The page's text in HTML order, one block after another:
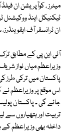
میٹرز ، کوآپریشن ان
ٹیکنیکل اینڈ ووکیشنل
ان ٹرانسفر آف
آئی این پی کے مطابق
وزیراعظم میاں نواز
پاکستان میں ترکی طرز
اس موقع پر وزیراعظم نے
جائے گی ۔ پاکستان
تربیت اور ہتھیاروں
داخلہ بھی وزیراعظم